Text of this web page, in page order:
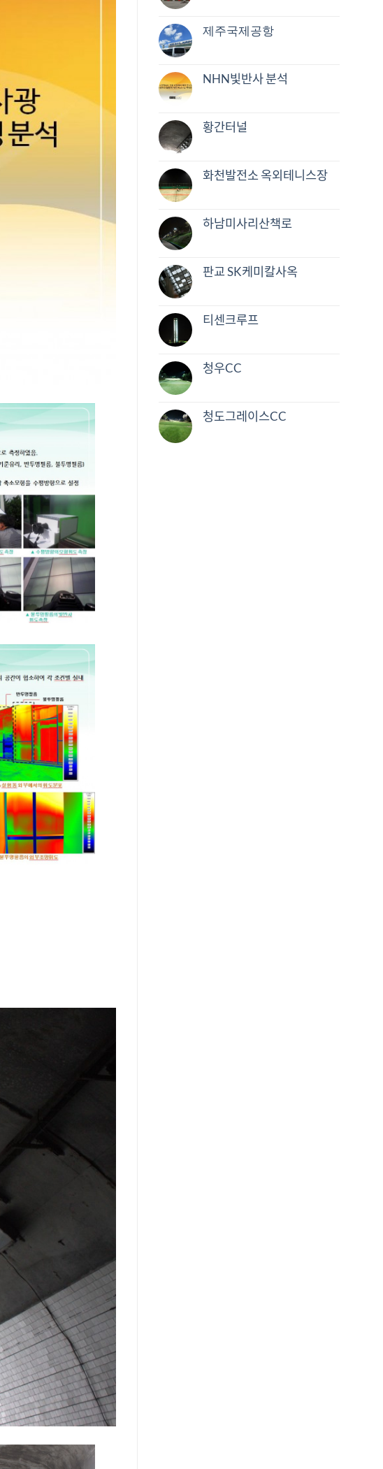
제주국제공항
NHN빛반사 분석
황간터널
화천발전소 옥외테니스장
하남미사리산책로
판교 SK케미칼사옥
티센크루프
청우CC
청도그레이스CC